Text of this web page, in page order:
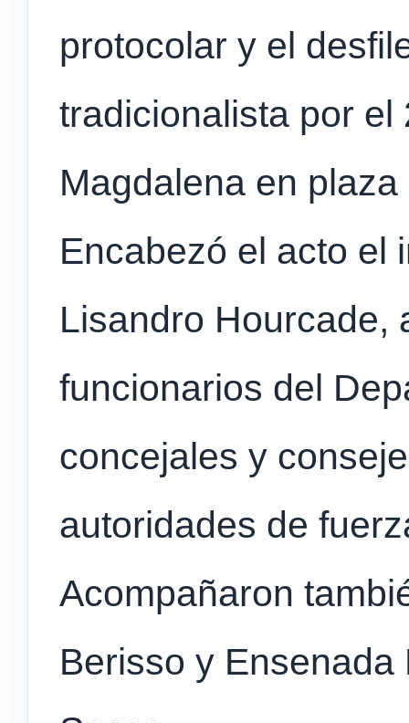
protocolar y el
tradicionalista por
Magdalena en
Encabezó el acto el
Lisandro Hourcade,
funcionarios del
concejales y
autoridades de
Acompañaron
Berisso y